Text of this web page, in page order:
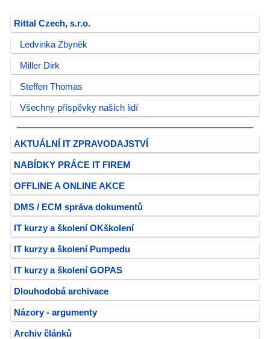
Rittal Czech, s.r.o.
Ledvinka Zbyněk
Miller Dirk
Steffen Thomas
Všechny příspěvky našich lidí
AKTUÁLNÍ IT ZPRAVODAJSTVÍ
NABÍDKY PRÁCE IT FIREM
OFFLINE A ONLINE AKCE
DMS / ECM správa dokumentů
IT kurzy a školení OKškolení
IT kurzy a školení Pumpedu
IT kurzy a školení GOPAS
Dlouhodobá archivace
Názory - argumenty
Archiv článků